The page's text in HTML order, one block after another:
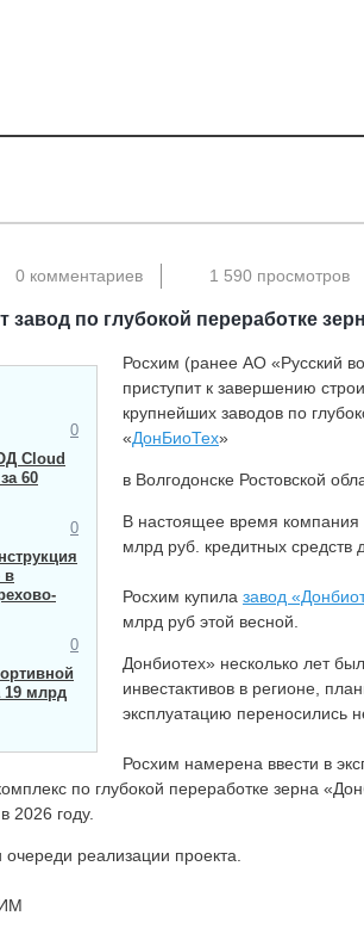
0 комментариев 1 590 просмотров
завод по глубокой переработке
0
Cloud
60
0
в
0
19 млрд
Росхим (ранее АО «Русский
приступит к завершению
крупнейших заводов по
«ДонБиоТех»
в Волгодонске Ростовской
В настоящее время компания
млрд руб. кредитных средств
Росхим купила завод
млрд руб этой весной.
Донбиотех» несколько лет
инвестактивов в регионе,
эксплуатацию переносились
Росхим намерена ввести в
по глубокой переработке зерна
2026 году.
реализации проекта.